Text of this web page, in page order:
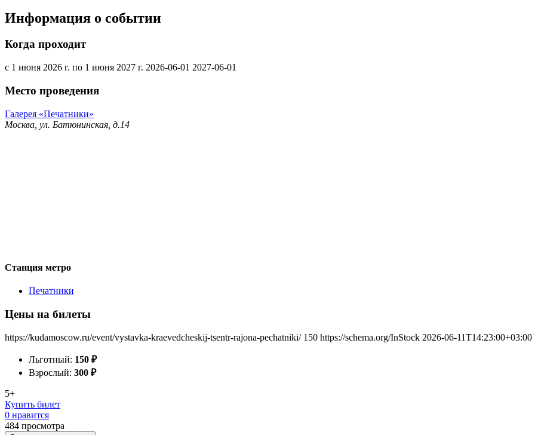
Информация о событии
Когда проходит
с 1 июня 2026 г. по 1 июня 2027 г. 2026-06-01 2027-06-01
Место проведения
Галерея «Печатники»
Москва, ул. Батюнинская, д.14
Станция метро
Печатники
Цены на билеты
https://kudamoscow.ru/event/vystavka-kraevedcheskij-tsentr-rajona-pechatniki/ 150 https://schema.org/InStock 2026-06-11T14:23:00+03:00
Льготный: 150 ₽
Взрослый: 300 ₽
5+
Купить билет
0 нравится
484 просмотра